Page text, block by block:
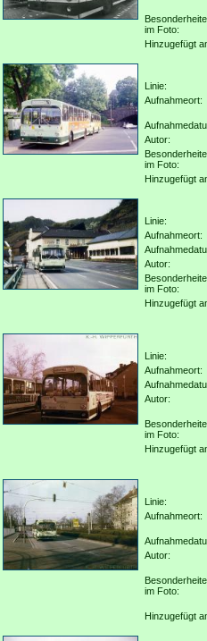
im Foto:
Hinzugefügt
Linie:
Aufnahmeort:
Autor:
im Foto:
Hinzugefügt
Linie:
Aufnahmeort:
Autor:
im Foto:
Hinzugefügt
Linie:
Aufnahmeort:
Autor:
im Foto:
Hinzugefügt
Linie:
Aufnahmeort:
Autor:
im Foto:
Hinzugefügt